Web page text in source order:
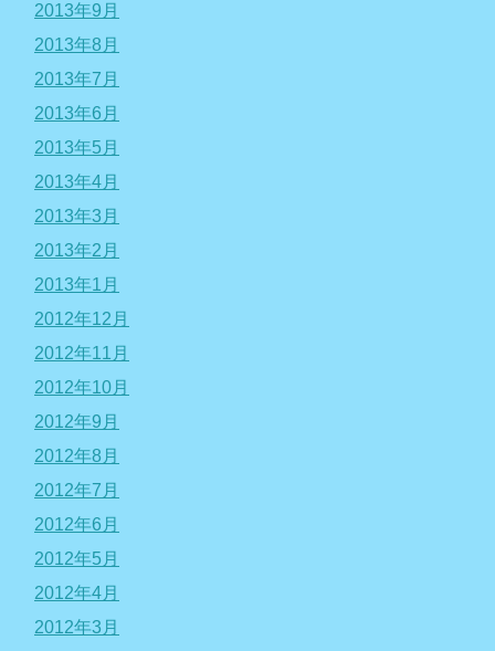
2013年9月
2013年8月
2013年7月
2013年6月
2013年5月
2013年4月
2013年3月
2013年2月
2013年1月
2012年12月
2012年11月
2012年10月
2012年9月
2012年8月
2012年7月
2012年6月
2012年5月
2012年4月
2012年3月